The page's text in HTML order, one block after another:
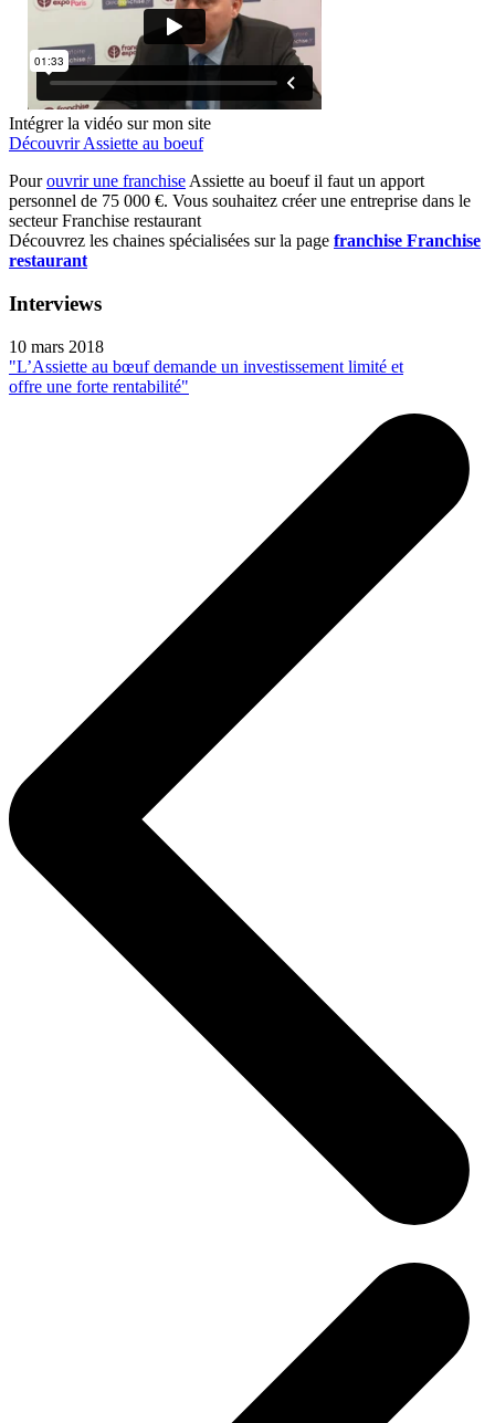
Intégrer la vidéo sur mon site
Découvrir Assiette au boeuf
Pourouvrir une franchiseAssiette au boeuf il faut un apport
personnel de 75 000 €. Vous souhaitez créer une entreprise dans le
secteur Franchise restaurant
Découvrez les chaines spécialisées sur la page franchise Franchise
restaurant
Interviews
10 mars 2018
"L’Assiette au bœuf demande un investissement limité et
offre une forte rentabilité"